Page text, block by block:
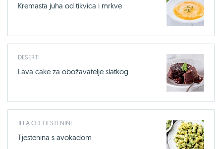
Kremasta juha od tikvica i mrkve
DESERTI
Lava cake za obožavatelje slatkog
JELA OD TJESTENINE
Tjestenina s avokadom